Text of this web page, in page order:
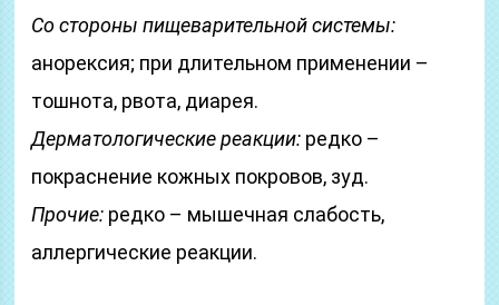
Со стороны пищеварительной системы:
анорексия; при длительном применении –
тошнота, рвота, диарея.
Дерматологические реакции: редко –
покраснение кожных покровов, зуд.
Прочие: редко – мышечная слабость,
аллергические реакции.